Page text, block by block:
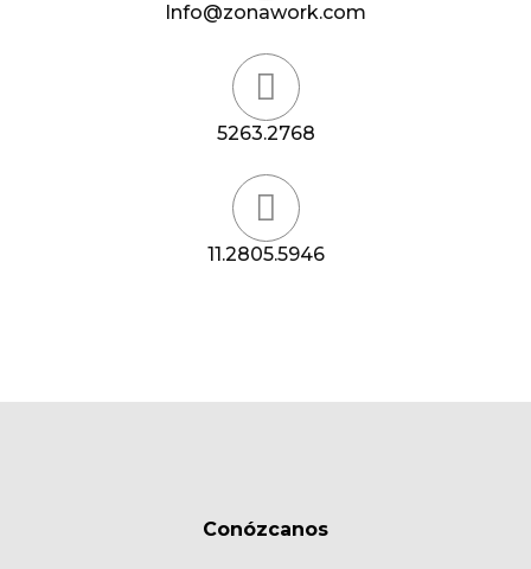
Info@zonawork.com
5263.2768
11.2805.5946
Conózcanos